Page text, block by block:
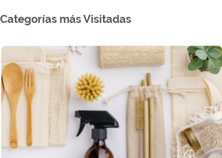
Categorías más Visitadas